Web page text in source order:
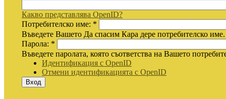
Какво представлява OpenID?
Потребителско име: *
Въведете Вашето Да спасим Кара дере потребителско име.
Парола: *
Въведете паролата, която съответства на Вашето
Идентификация с OpenID
Отмени идентификацията с OpenID